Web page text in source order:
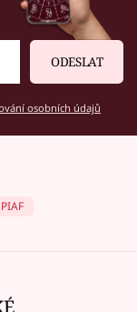
ODESLAT
osobních údajů